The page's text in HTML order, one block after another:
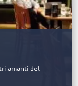
amanti del